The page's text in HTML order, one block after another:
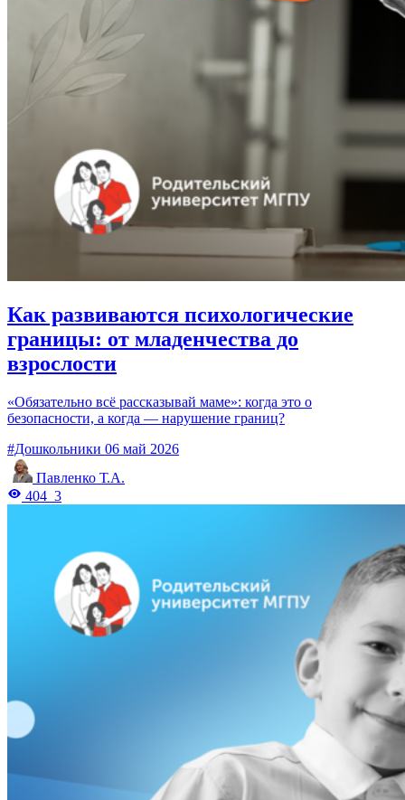
Как развиваются психологические
границы: от младенчества до
взрослости
«Обязательно всё рассказывай маме»: когда это о
безопасности, а когда — нарушение границ?
#Дошкольники 06 май 2026
Павленко Т.А.
404 3